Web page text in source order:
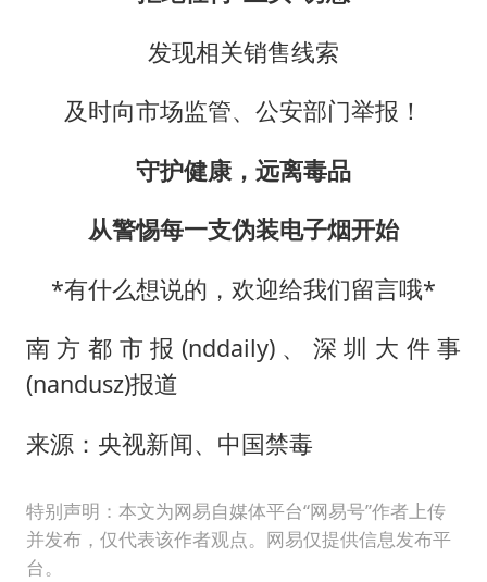
发现相关销售线索
及时向市场监管、公安部门举报！
守护健康，远离毒品
从警惕每一支伪装电子烟开始
*有什么想说的，欢迎给我们留言哦*
南方都市报(nddaily)、深圳大件事
(nandusz)报道
来源：央视新闻、中国禁毒
特别声明：本文为网易自媒体平台“网易号”作者上传
并发布，仅代表该作者观点。网易仅提供信息发布平
台。